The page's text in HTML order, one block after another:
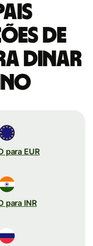
de
Dinar
para EUR
para INR